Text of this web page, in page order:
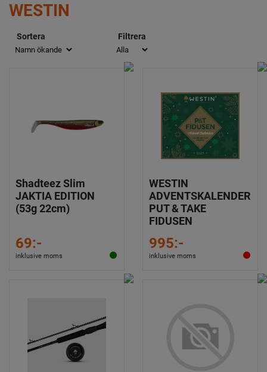
WESTIN
Sortera Filtrera
Shadteez Slim
JAKTIA EDITION
(53g 22cm)
69:-
inklusive moms
WESTIN
ADVENTSKALENDER
PUT & TAKE
FIDUSEN
995:-
inklusive moms